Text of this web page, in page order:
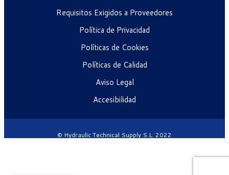
Requisitos Exigidos a Proveedores
Política de Privacidad
Políticas de Cookies
Políticas de Calidad
Aviso Legal
Accesibilidad
© Hydraulic Technical Supply S.L. 2022